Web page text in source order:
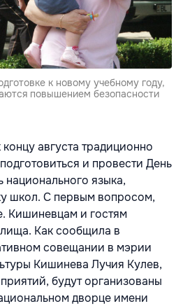
к новому учебному году,
повышением безопасности
августа традиционно
и провести День
языка,
школ. С первым вопросом,
Кишиневцам и гостям
Как сообщила в
совещании в мэрии
Кишинева Лучия Кулев,
будут организованы
дворце имени